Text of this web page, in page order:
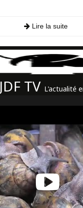
Lire la suite
JDF TV L'actualité